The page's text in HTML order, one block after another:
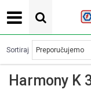
POVOLJNE CENE
Harmony K
Sortiraj